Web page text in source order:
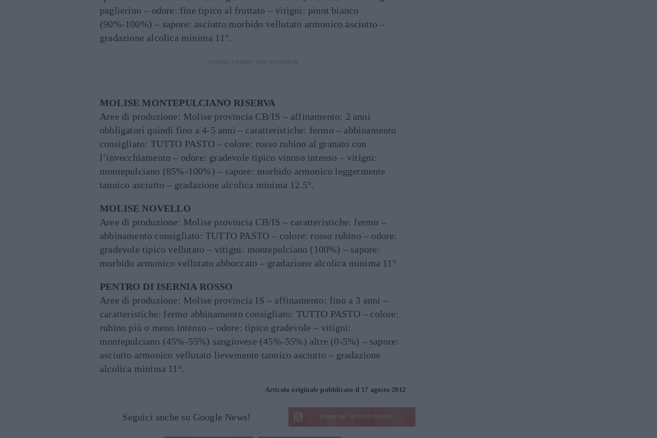
paglierino – odore: fine tipico al fruttato – vitigni: pinot bianco
(90%-100%) – sapore: asciutto morbido vellutato armonico asciutto –
gradazione alcolica minima 11°.
MOLISE MONTEPULCIANO RISERVA
Aree di produzione: Molise provincia CB/IS – affinamento: 2 anni
obbligatori quindi fino a 4-5 anni – caratteristiche: fermo – abbinamento
consigliato: TUTTO PASTO – colore: rosso rubino al granato con
l’invecchiamento – odore: gradevole tipico vinoso intenso – vitigni:
montepulciano (85%-100%) – sapore: morbido armonico leggermente
tannico asciutto – gradazione alcolica minima 12.5°.
MOLISE NOVELLO
Aree di produzione: Molise provincia CB/IS – caratteristiche: fermo –
abbinamento consigliato: TUTTO PASTO – colore: rosso rubino – odore:
gradevole tipico vellutato – vitigni: montepulciano (100%) – sapore:
morbido armonico vellutato abboccato – gradazione alcolica minima 11°.
PENTRO DI ISERNIA ROSSO
Aree di produzione: Molise provincia IS – affinamento: fino a 3 anni –
caratteristiche: fermo abbinamento consigliato: TUTTO PASTO – colore:
rubino più o meno intenso – odore: tipico gradevole – vitigni:
montepulciano (45%-55%) sangiovese (45%-55%) altre (0-5%) – sapore:
asciutto armonico vellutato lievemente tannico asciutto – gradazione
alcolica minima 11°.
Articolo originale pubblicato il 17 agosto 2012
Seguici anche su Google News! ENTRA NEL NOSTRO CANALE